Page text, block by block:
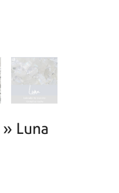
Luna